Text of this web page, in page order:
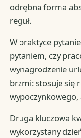
odrębna forma
reguł.
W praktyce pytanie
pytaniem, czy
wynagrodzenie
brzmi: stosuje się
wypoczynkowego,
Druga kluczowa
wykorzystany